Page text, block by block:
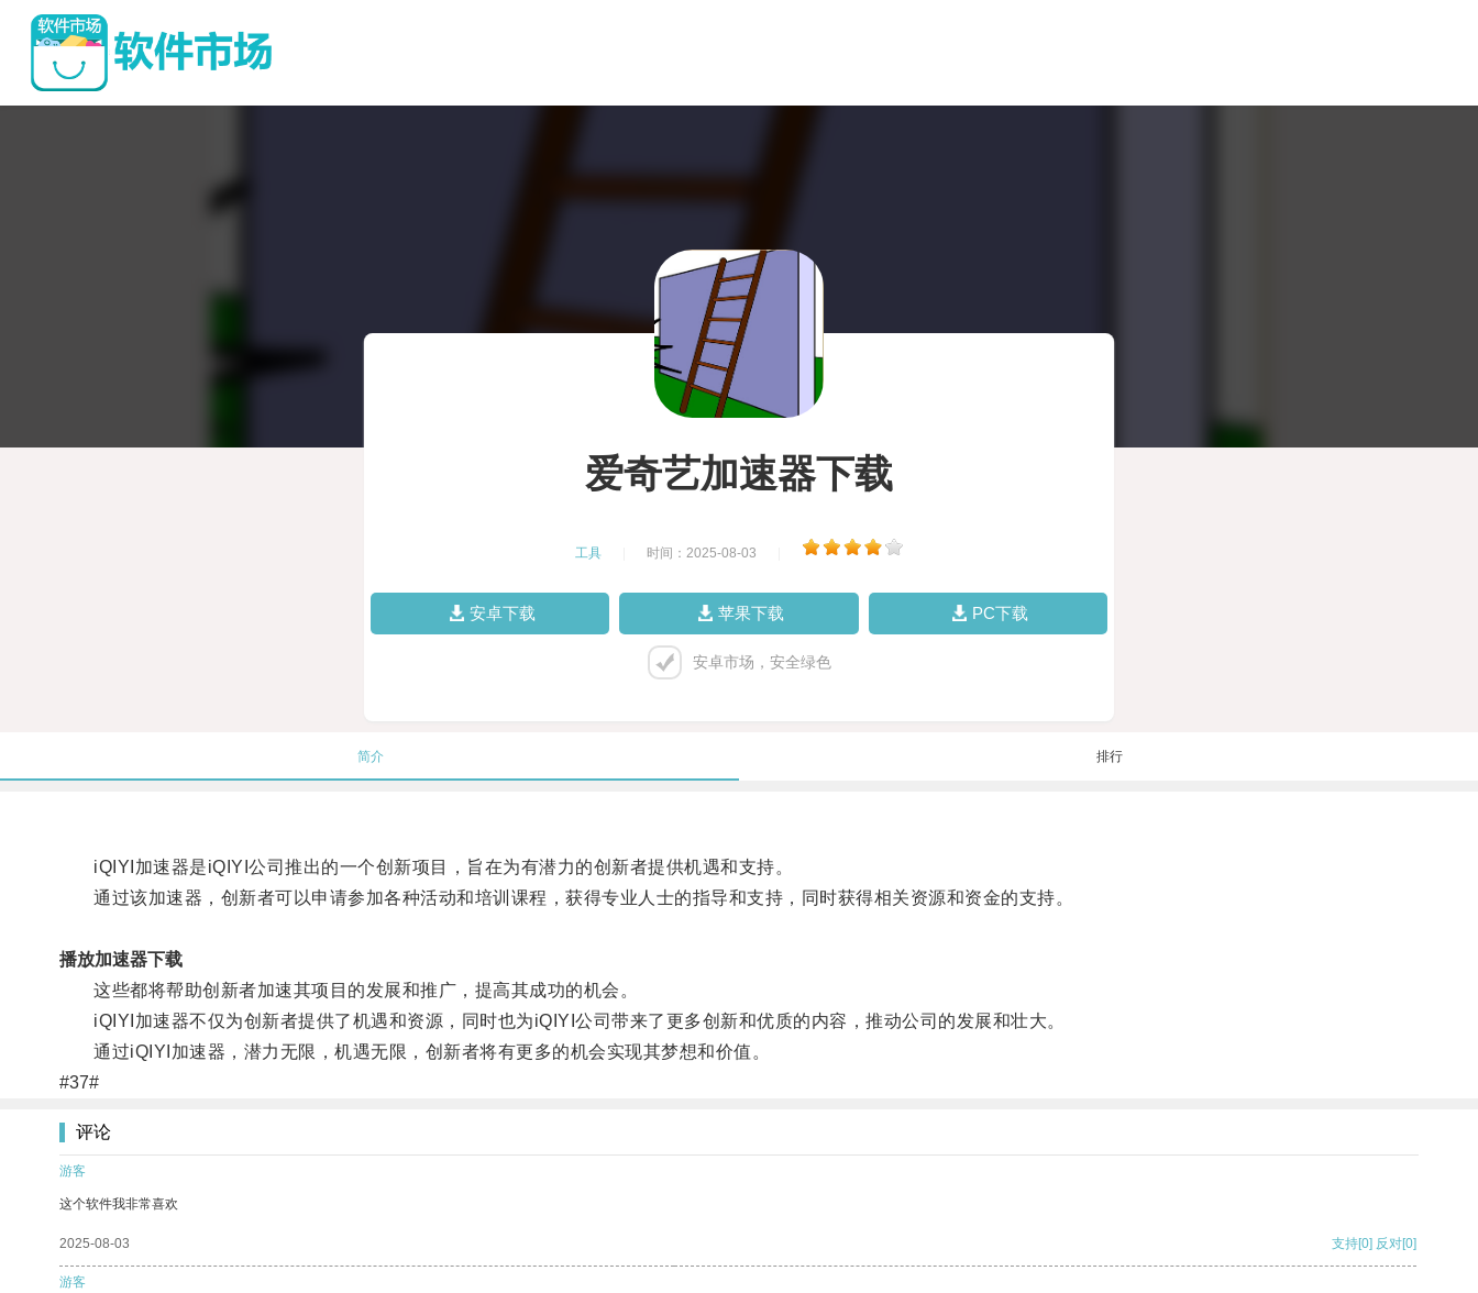
爱奇艺加速器下载
工具 时间：2025-08-03
安卓下载 苹果下载 PC下载
安卓市场，安全绿色
简介 排行
iQIYI加速器是iQIYI公司推出的一个创新项目，旨在为有潜力的创新者提供机遇和支持。
通过该加速器，创新者可以申请参加各种活动和培训课程，获得专业人士的指导和支持，同时获得相关资源和资金的支持。
播放加速器下载
这些都将帮助创新者加速其项目的发展和推广，提高其成功的机会。
iQIYI加速器不仅为创新者提供了机遇和资源，同时也为iQIYI公司带来了更多创新和优质的内容，推动公司的发展和壮大。
通过iQIYI加速器，潜力无限，机遇无限，创新者将有更多的机会实现其梦想和价值。
#37#
评论
游客
这个软件我非常喜欢
2025-08-03 支持[0] 反对[0]
游客